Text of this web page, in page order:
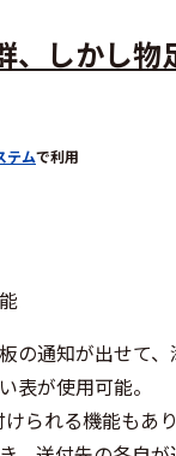
、しかし物
テムで利用
通知が出せて、
表が使用可能。
られる機能もあ